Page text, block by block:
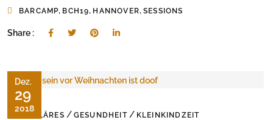
BARCAMP, BCH19, HANNOVER,SESSIONS
Share :
Dez.
29
2018
FAMILÄRES / GESUNDHEIT/ KLEINKINDZEIT